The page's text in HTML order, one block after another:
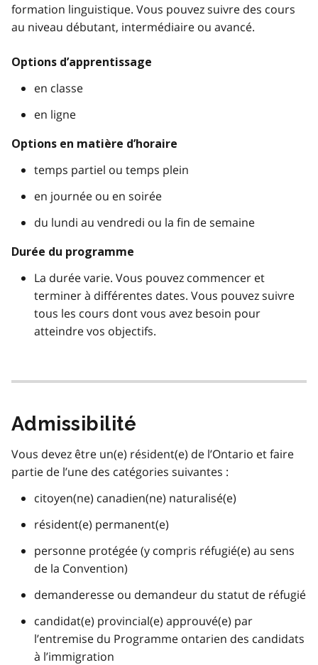
formation linguistique. Vous pouvez suivre des cours
au niveau débutant, intermédiaire ou avancé.
Options d’apprentissage
en classe
en ligne
Options en matière d’horaire
temps partiel ou temps plein
en journée ou en soirée
du lundi au vendredi ou la fin de semaine
Durée du programme
La durée varie. Vous pouvez commencer et
terminer à différentes dates. Vous pouvez suivre
tous les cours dont vous avez besoin pour
atteindre vos objectifs.
Admissibilité
Vous devez être un(e) résident(e) de l’Ontario et faire
partie de l’une des catégories suivantes :
citoyen(ne) canadien(ne) naturalisé(e)
résident(e) permanent(e)
personne protégée (y compris réfugié(e) au sens
de la Convention)
demanderesse ou demandeur du statut de réfugié
candidat(e) provincial(e) approuvé(e) par
l’entremise du Programme ontarien des candidats
à l’immigration